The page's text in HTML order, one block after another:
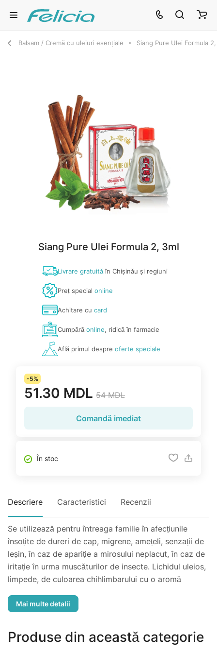
Balsam / Cremă cu uleiuri esențiale Siang Pure Ulei Formula
Siang Pure Ulei Formula 2, 3ml
Livrare gratuităîn Chișinău și regiuni
Preț special online
Achitare cu card
Cumpărăonline, ridică în farmacie
Află primul despre oferte speciale
-5%
51.30 MDL 54 MDL
Comandă imediat
În stoc
Descriere Caracteristici Recenzii
Se utilizează pentru întreaga familie în afecțiunile
însoțite de dureri de cap, migrene, amețeli, senzații de
leșin, în caz de apariție a mirosului neplacut, în caz de
iritație în urma muscăturilor de insecte. Lichidul uleios,
limpede, de culoarea chihlimbarului cu o aromă
Construcția flaconului (include Ball Tip) permite
Siang Pure este utilizat de-a lungul anilor de catre
luptatorii Muay Thai din Thailanda. Diferența dintre
Produse din această categorie